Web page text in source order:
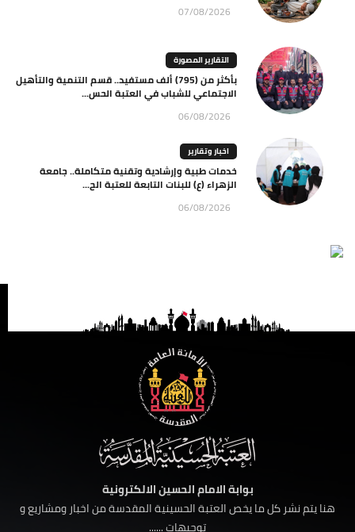
07/08/2026
التقارير المصورة
بأكثر من (795) ألف مستفيد.. قسم التنمية والتأهيل
الاجتماعي للشباب في العتبة الحس...
06/08/2026
اخبار وتقارير
خدمات طبية وإرشادية وتقنية متكاملة.. جامعة
الزهراء (ع) للبنات التابعة للعتبة الح...
06/08/2026
بوابة الامام الحسين الالكترونية
هنا يتم نشر كل ما يخص العتبة الحسينية المقدسة من اخبار ومشاريع و
توجيهات ......